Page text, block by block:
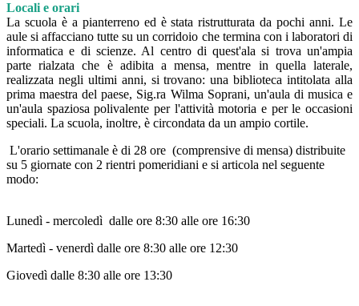
Locali e orari
La scuola è a pianterreno ed è stata ristrutturata da pochi anni. Le
aule si affacciano tutte su un corridoio che termina con i laboratori di
informatica e di scienze. Al centro di quest'ala si trova un'ampia
parte rialzata che è adibita a mensa, mentre in quella laterale,
realizzata negli ultimi anni, si trovano: una biblioteca intitolata alla
prima maestra del paese, Sig.ra Wilma Soprani, un'aula di musica e
un'aula spaziosa polivalente per l'attività motoria e per le occasioni
speciali. La scuola, inoltre, è circondata da un ampio cortile.
L'orario settimanale è di 28 ore (comprensive di mensa) distribuite
su 5 giornate con 2 rientri pomeridiani e si articola nel seguente
modo:
Lunedì - mercoledì dalle ore 8:30 alle ore 16:30
Martedì - venerdì dalle ore 8:30 alle ore 12:30
Giovedì dalle 8:30 alle ore 13:30